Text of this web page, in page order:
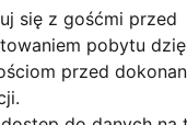
się z gośćmi przed
pobytu
przed